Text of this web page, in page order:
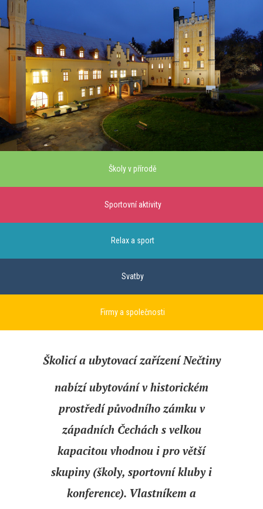
Školy v přírodě
Sportovní aktivity
Relax a sport
Svatby
Firmy a společnosti
Školicí a ubytovací zařízení Nečtiny
nabízí ubytování v historickém
prostředí původního zámku v
západních Čechách s velkou
kapacitou vhodnou i pro větší
skupiny (školy, sportovní kluby i
konference). Vlastníkem a